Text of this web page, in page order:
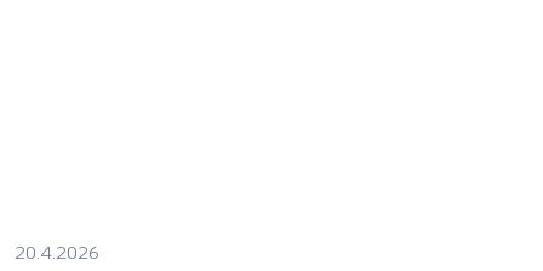
20.4.2026